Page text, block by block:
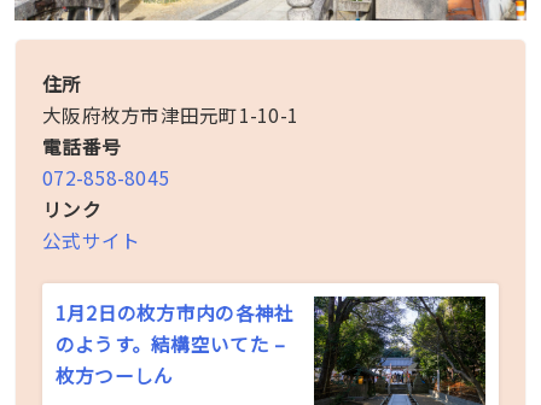
住所
大阪府枚方市津田元町1-10-1
電話番号
072-858-8045
リンク
公式サイト
1月2日の枚方市内の各神社
のようす。結構空いてた –
枚方つーしん